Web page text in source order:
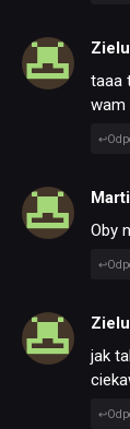
taaa
wam
Oby
jak